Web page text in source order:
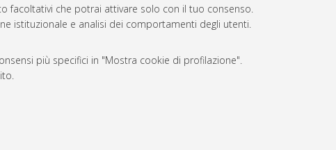
facoltativi che potrai attivare solo con il tuo consenso.
istituzionale e analisi dei comportamenti degli utenti.
più specifici in "Mostra cookie di profilazione".